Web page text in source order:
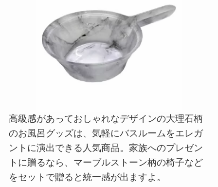
高級感があっておしゃれなデザインの大理石柄
のお風呂グッズは、気軽にバスルームをエレガ
ントに演出できる人気商品。家族へのプレゼン
トに贈るなら、マーブルストーン柄の椅子など
をセットで贈ると統一感が出ますよ。